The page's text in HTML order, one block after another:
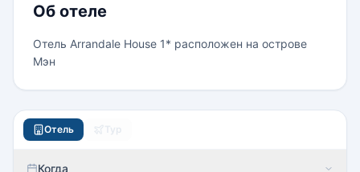
Об отеле
Отель Arrandale House 1* расположен на острове
Мэн
Отель Тур
Когда